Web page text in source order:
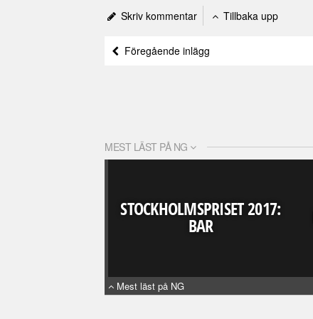
Skriv kommentar Tillbaka upp
Föregående inlägg
MEST LÄST PÅ NG
STOCKHOLMSPRISET 2017:
BAR
Mest läst på NG